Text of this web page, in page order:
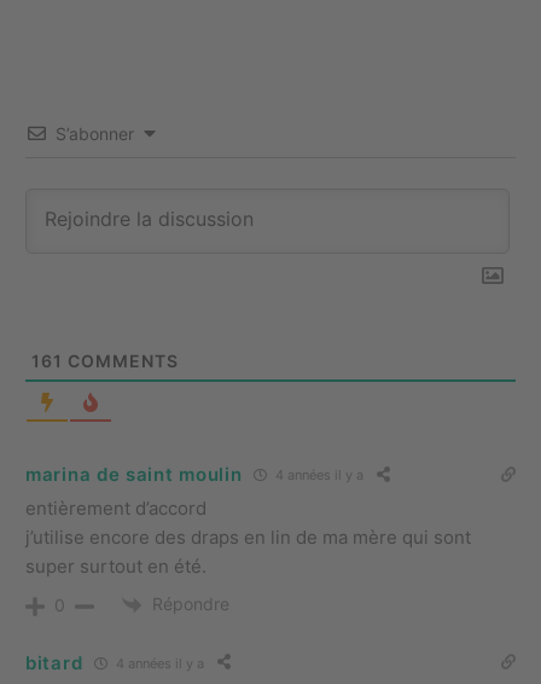
S’abonner
161 COMMENTS
marina de saint moulin 4 années il y a
entièrement d’accord
j’utilise encore des draps en lin de ma mère qui sont
super surtout en été.
0 Répondre
bitard 4 années il y a